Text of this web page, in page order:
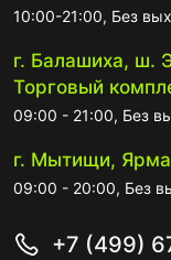
10:00-21:00, Без
г. Балашиха, ш.
Торговый
09:00 - 21:00, Без
г. Мытищи,
09:00 - 20:00, Без
+7 (499)